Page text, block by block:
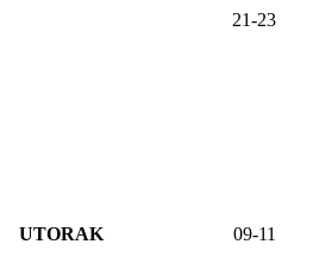
21-23
UTORAK 09-11